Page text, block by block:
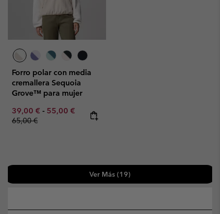
Forro polar con media
cremallera Sequoia
Grove™ para mujer
Minimum sale price:
39,00 € - Maximum sale price:
55,00 € Regular price:
65,00 €
Ver Más (19)